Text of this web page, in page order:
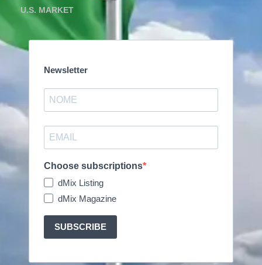
U.S. MARKET
Newsletter
Choose subscriptions
dMix Listing
dMix Magazine
SUBSCRIBE